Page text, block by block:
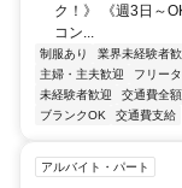
ク！》 《週3日～
コン...
制服あり 業界未経験者
主婦・主夫歓迎
フリー
未経験者歓迎
交通費全
ブランクOK
交通費支給
アルバイト・パート